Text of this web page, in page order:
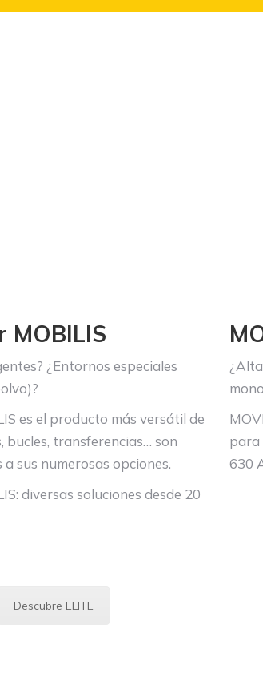
MOBILIS
¿Entornos especiales
es el producto más versátil de
bucles, transferencias… son
sus numerosas opciones.
diversas soluciones desde 20
Descubre ELITE
para
630